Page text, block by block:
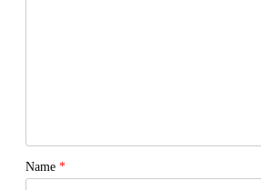
Name *